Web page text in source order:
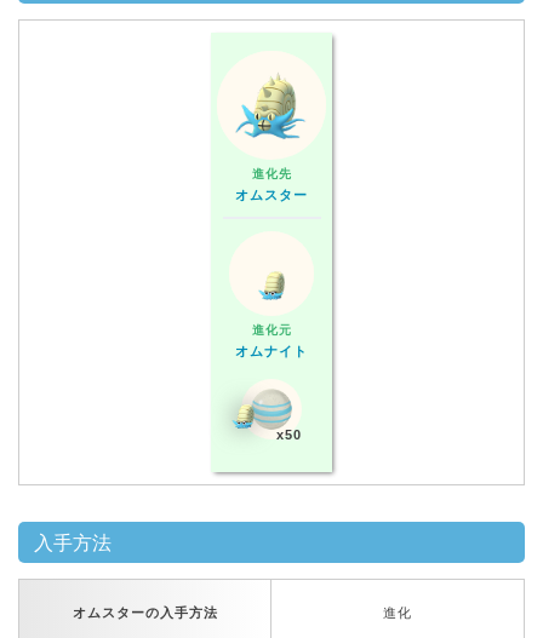
進化先
オムスター
進化元
オムナイト
x50
入手方法
オムスターの入手方法 進化